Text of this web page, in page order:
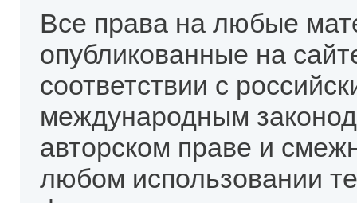
Все права на любые
опубликованные на
соответствии с
международным
авторском праве и
любом использовании